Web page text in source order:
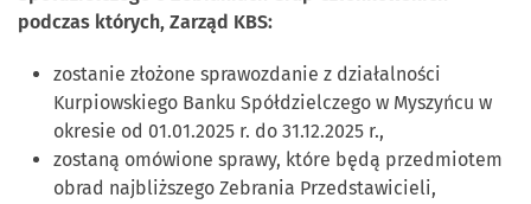
podczas których, Zarząd KBS:
zostanie złożone sprawozdanie z działalności
Kurpiowskiego Banku Spółdzielczego w Myszyńcu w
okresie od 01.01.2025 r. do 31.12.2025 r.,
zostaną omówione sprawy, które będą przedmiotem
obrad najbliższego Zebrania Przedstawicieli,